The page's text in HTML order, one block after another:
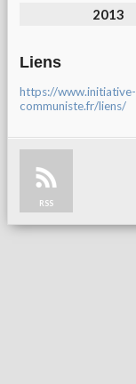
2013
Liens
https://www.initiative-
communiste.fr/liens/
RSS